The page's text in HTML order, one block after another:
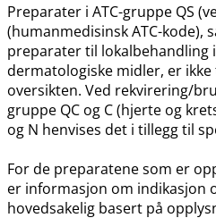
Preparater i ATC-gruppe QS
(humanmedisinsk ATC-kode),
preparater til lokalbehandling
dermatologiske midler, er
oversikten. Ved rekvirering​/​
gruppe QC og C (hjerte og
og N henvises det i tillegg til
For de preparatene som er
er informasjon om indikasjon
hovedsakelig basert på